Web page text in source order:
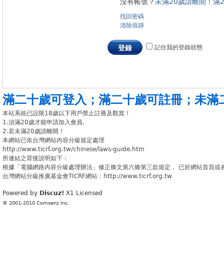
找回密碼
清除痕跡
登錄 記住我的登錄狀態
滿二十歲可登入 ； 滿二十歲可註冊 ； 未滿
本站系統已設限18歲以下用戶禁止註冊及觀賞！
1.須滿20歲才能申請加入會員.
2.若未滿20歲請離開！
本網站已依台灣網站內容分級規定處理
http://www.ticrf.org.tw/chinese/laws-guide.htm
所連結之背後說明如下：
根據「電腦網路內容分級處理辦法」修正條文第六條第三款規定， 已於網站首頁
台灣網站分級推廣基金會TICRF網站：http://www.ticrf.org.tw
Powered by Discuz! X1 Licensed
© 2001-2010 Comsenz Inc.